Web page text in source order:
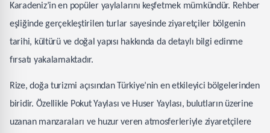
Karadeniz’in en popüler yaylalarını keşfetmek mümkündür. Rehber
eşliğinde gerçekleştirilen turlar sayesinde ziyaretçiler bölgenin
tarihi, kültürü ve doğal yapısı hakkında da detaylı bilgi edinme
fırsatı yakalamaktadır.
Rize, doğa turizmi açısından Türkiye’nin en etkileyici bölgelerinden
biridir. Özellikle Pokut Yaylası ve Huser Yaylası, bulutların üzerine
uzanan manzaraları ve huzur veren atmosferleriyle ziyaretçilere